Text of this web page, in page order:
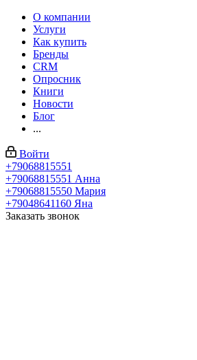
О компании
Услуги
Как купить
Бренды
CRM
Опросник
Книги
Новости
Блог
...
Войти
+79068815551
+79068815551 Анна
+79068815550 Мария
+79048641160 Яна
Заказать звонок